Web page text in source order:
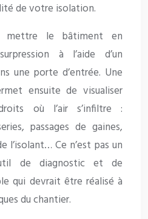
de votre isolation.
le bâtiment en
à l’aide d’un
une porte d’entrée. Une
ensuite de visualiser
où l’air s’infiltre :
passages de gaines,
l’isolant… Ce n’est pas un
de diagnostic et de
qui devrait être réalisé à
du chantier.